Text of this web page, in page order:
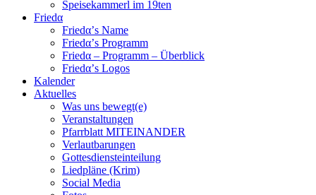
Speisekammerl im 19ten
Friedα
Friedα’s Name
Friedα’s Programm
Friedα – Programm – Überblick
Friedα’s Logos
Kalender
Aktuelles
Was uns bewegt(e)
Veranstaltungen
Pfarrblatt MITEINANDER
Verlautbarungen
Gottesdiensteinteilung
Liedpläne (Krim)
Social Media